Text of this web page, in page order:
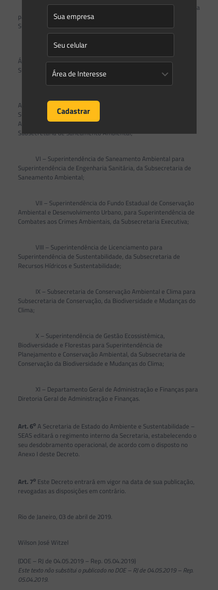
III – Superintendência Executiva do Fundo da Mata Atlântica
para Superintendência de Fundos de Interesse Público, da
Subsecretaria Executiva;
IV – Subsecretaria de Segurança Hídrica e Governança das
Águas para Subsecretaria de Recursos Hídricos e
Sustentabilidade;
Ambiental dos Municípios do Entorno da baía de Guanabara para
Superintendência Especial do Programa de Saneamento
Ambiental dos Municípios do Entorno da baía de Guanabara, da
Subsecretaria de Saneamento Ambiental;
VI – Superintendência de Saneamento Ambiental para
Superintendência de Engenharia Sanitária, da Subsecretaria de
Saneamento Ambiental;
VII – Superintendência do Fundo Estadual de Conservação
Ambiental e Desenvolvimento Urbano, para Superintendência de
Combates aos Crimes Ambientais, da Subsecretaria Executiva;
VIII – Superintendência de Licenciamento para
Superintendência de Sustentabilidade, da Subsecretaria de
Recursos Hídricos e Sustentabilidade;
IX – Subsecretaria de Conservação Ambiental e Clima para
Subsecretaria de Conservação, da Biodiversidade e Mudanças do
Clima;
X – Superintendência de Gestão Ecossistêmica,
Biodiversidade e Florestas para Superintendência de
Planejamento e Conservação Ambiental, da Subsecretaria de
Conservação da Biodiversidade e Mudanças do Clima;
XI – Departamento Geral de Administração e Finanças para
Diretoria Geral de Administração e Finanças.
Art. 6o A Secretaria de Estado do Ambiente e Sustentabilidade –
SEAS editará o regimento interno da Secretaria, estabelecendo o
seu desdobramento operacional, de acordo com o disposto no
Anexo I deste Decreto.
Art. 7o Este Decreto entrará em vigor na data de sua publicação,
revogadas as disposições em contrário.
Rio de Janeiro, 03 de abril de 2019.
Wilson José Witzel
(DOE – RJ de 04.05.2019 – Rep. 05.04.2019)
Este texto não substitui o publicado no DOE – RJ de 04.05.2019 – Rep.
05.04.2019.